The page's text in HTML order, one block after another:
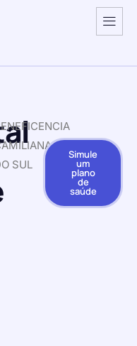
SUL
Simule
um
plano
de
saúde